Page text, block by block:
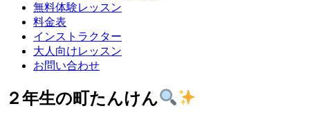
無料体験レッスン
料金表
インストラクター
大人向けレッスン
お問い合わせ
２年生の町たんけん